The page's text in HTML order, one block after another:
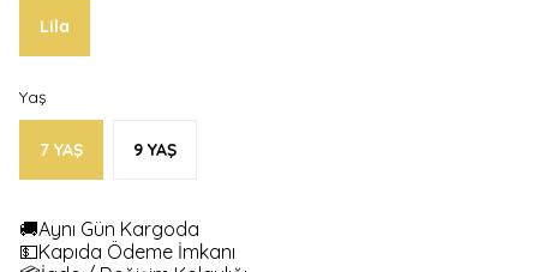
Lila
Yaş
7 YAŞ 9 YAŞ
🚚Aynı Gün Kargoda
💵Kapıda Ödeme İmkanı